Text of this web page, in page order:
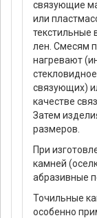
связующие
или
текстильные
лен. Смесям
нагревают
связующих)
качестве
Затем
размеров.
При
камней
абразивные
Точильные
особенно